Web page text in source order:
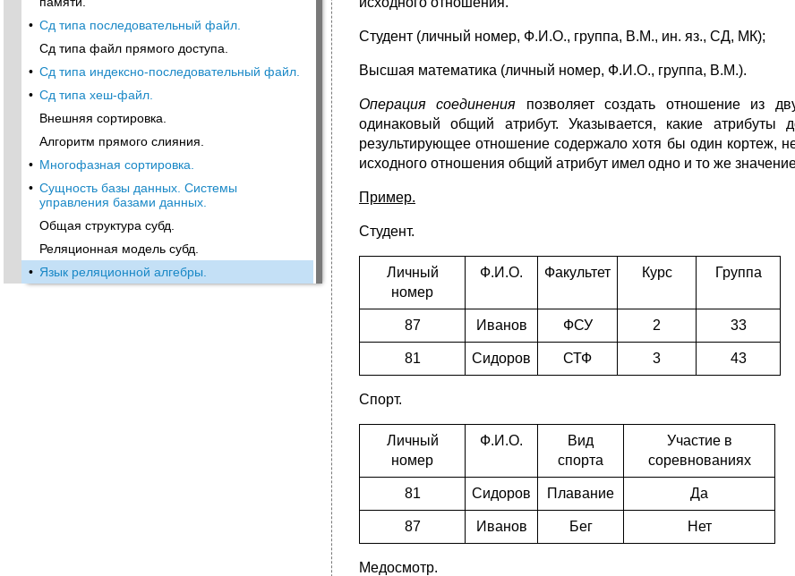
• Сд типа последовательный файл.
Сд типа файл прямого доступа.
• Сд типа индексно-последовательный файл.
• Сд типа хеш-файл.
Внешняя сортировка.
Алгоритм прямого слияния.
• Многофазная сортировка.
• Сущность базы данных. Системы
управления базами данных.
Общая структура субд.
Реляционная модель субд.
• Язык реляционной алгебры.
Студент (личный номер, Ф.И.О., группа, В.М., ин. яз., СД, МК);
Высшая математика (личный номер, Ф.И.О., группа, В.М.).
Операция соединения позволяет создать отношение из
одинаковый общий атрибут. Указывается, какие
результирующее отношение содержало хотя бы один кортеж,
исходного отношения общий атрибут имел одно и то же
Пример.
Студент.
Личный
номер
Ф.И.О. Факультет Курс Группа
87 Иванов ФСУ 2 33
81 Сидоров СТФ 3 43
Спорт.
Личный
номер
Ф.И.О.
Вид
спорта
Участие в
соревнованиях
81 Сидоров Плавание Да
87 Иванов Бег Нет
Медосмотр.